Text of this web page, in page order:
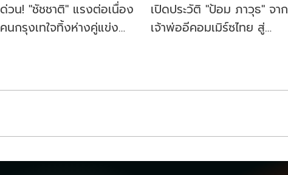
ด่วน! "ชัชชาติ" แรงต่อเนื่อง
คนกรุงเทใจทิ้งห่างคู่แข่ง
เปิดประวัติ "ป้อม ภาวุธ" จาก
เจ้าพ่ออีคอมเมิร์ซไทย สู่